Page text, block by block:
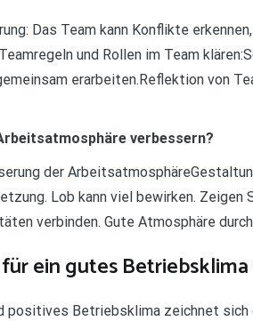
Das Team kann Konflikte
und Rollen im Team
erarbeiten.Reflektion von
verbessern?
der
Lob kann viel bewirken. Zeigen
verbinden. Gute Atmosphäre
ein gutes
positives Betriebsklima zeichnet